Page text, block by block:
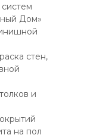
Дом»
стен,
и
на пол